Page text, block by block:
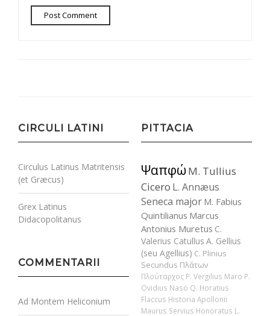
CIRCULI LATINI
Circulus Latinus Matritensis
(et Græcus)
Grex Latinus
Didacopolitanus
COMMENTARII
Ad Montem Heliconium
PITTACIA
ΨαπφώM. Tullius
Cicero L. Annæus
Seneca major M. Fabius
Quintilianus Marcus
Antonius Muretus C.
Valerius Catullus A. Gellius
(seu Agellius) C. Plinius
Secundus Πλάτων
Πλούταρχος P. Vergilius Maro P.
Ovidius Naso Q. Horatius
Flaccus Historia Apollonii
Maurus Servius Honoratus L.